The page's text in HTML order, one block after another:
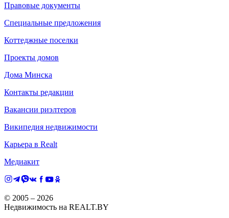
Правовые документы
Специальные предложения
Коттеджные поселки
Проекты домов
Дома Минска
Контакты редакции
Вакансии риэлтеров
Википедия недвижимости
Карьера в Realt
Медиакит
© 2005 – 2026
Недвижимость на REALT.BY